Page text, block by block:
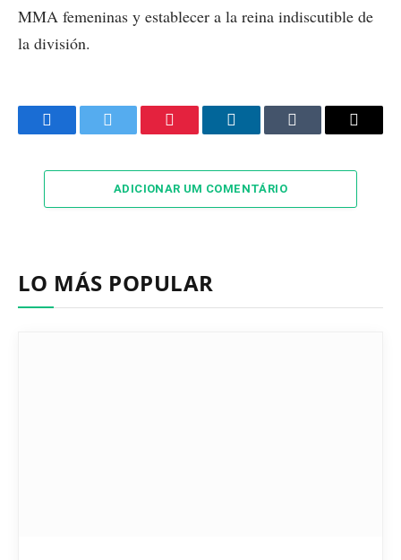
MMA femeninas y establecer a la reina indiscutible de
la división.
FacebookTwitter Pinterest LinkedInTumblr Email
ADICIONAR UM COMENTÁRIO
LO MÁS POPULAR